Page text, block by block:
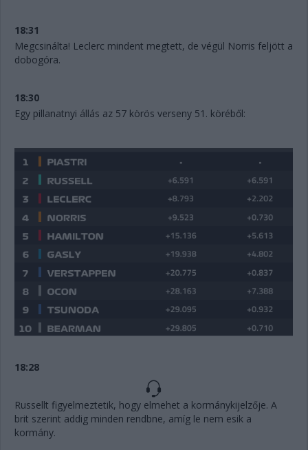
18:31
Megcsinálta! Leclerc mindent megtett, de végül Norris feljött a
dobogóra.
18:30
Egy pillanatnyi állás az 57 körös verseny 51. köréből:
18:28
Russellt figyelmeztetik, hogy elmehet a kormánykijelzője. A
brit szerint addig minden rendbne, amíg le nem esik a
kormány.